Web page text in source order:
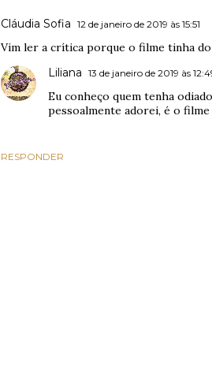
Cláudia Sofia 12 de janeiro de 2019 às 15:51
Vim ler a crítica porque o filme tinha do
RESPONDER
Liliana 13 de janeiro de 2019 às
Eu conheço quem tenha
pessoalmente adorei, é o filme